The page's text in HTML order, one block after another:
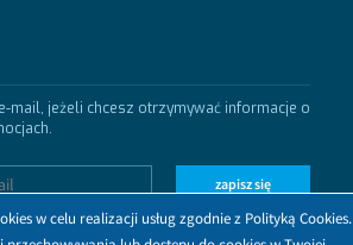
mail, jeżeli chcesz otrzymywać informacje o
zapisz się
w celu realizacji usług zgodnie z Polityką Cookies.